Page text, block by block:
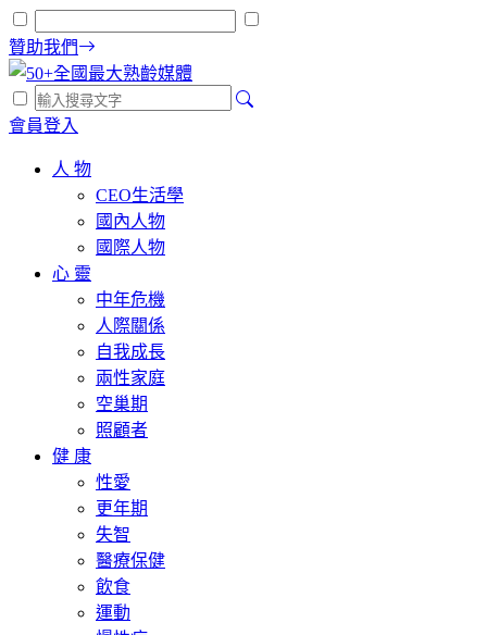
贊助我們
會員登入
人 物
CEO生活學
國內人物
國際人物
心 靈
中年危機
人際關係
自我成長
兩性家庭
空巢期
照顧者
健 康
性愛
更年期
失智
醫療保健
飲食
運動